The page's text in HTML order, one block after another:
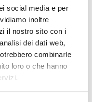
social media e per
inoltre
il nostro sito con i
dei dati web,
combinarle
loro o che hanno